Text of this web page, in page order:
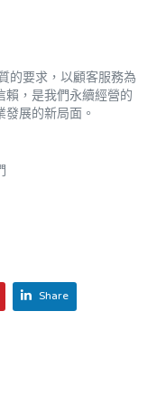
的要求，以顧客服務為
賴，是我們永續經營的
展的新局面。
Share